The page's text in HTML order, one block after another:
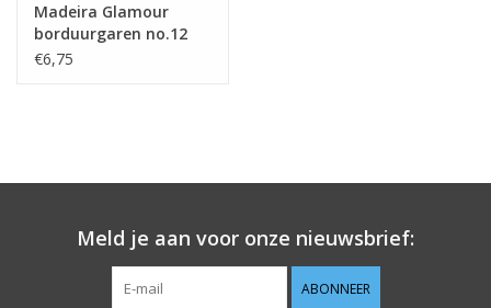
Madeira Glamour
borduurgaren no.12
200m 3041
€6,75
Meld je aan voor onze nieuwsbrief:
ABONNEER